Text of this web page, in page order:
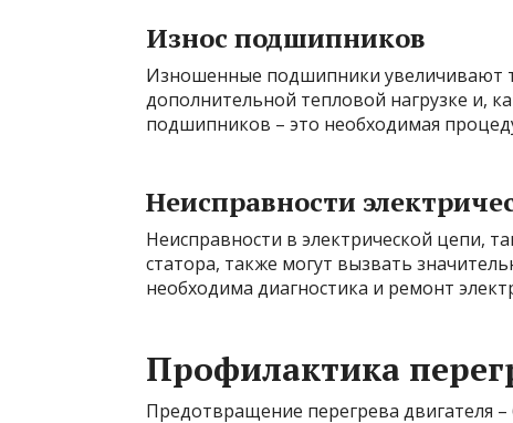
Износ подшипников
Изношенные подшипники увеличивают
дополнительной тепловой нагрузке и,
подшипников – это необходимая
Неисправности
Неисправности в электрической цепи,
статора, также могут вызвать
необходима диагностика и ремонт
Профилактика
Предотвращение перегрева двигателя –